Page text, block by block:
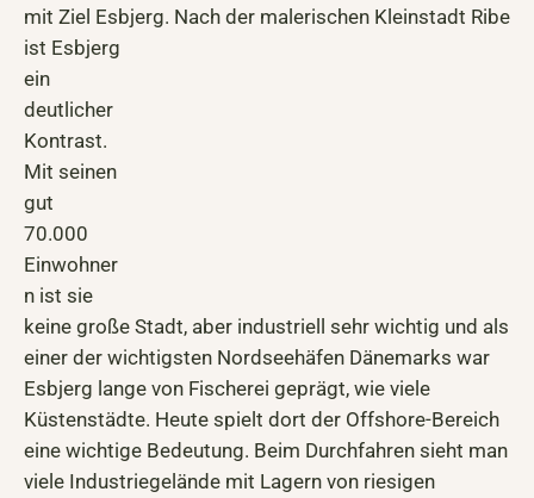
mit Ziel Esbjerg. Nach der malerischen Kleinstadt Ribe
ist Esbjerg
ein
deutlicher
Kontrast.
Mit seinen
gut
70.000
Einwohner
n ist sie
keine große Stadt, aber industriell sehr wichtig und als
einer der wichtigsten Nordseehäfen Dänemarks war
Esbjerg lange von Fischerei geprägt, wie viele
Küstenstädte. Heute spielt dort der Offshore-Bereich
eine wichtige Bedeutung. Beim Durchfahren sieht man
viele Industriegelände mit Lagern von riesigen